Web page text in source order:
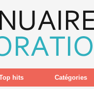
hits Catégories